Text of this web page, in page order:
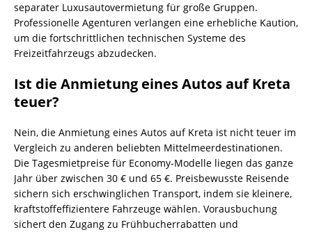
separater Luxusautovermietung für große Gruppen.
Professionelle Agenturen verlangen eine erhebliche Kaution,
um die fortschrittlichen technischen Systeme des
Freizeitfahrzeugs abzudecken.
Ist die Anmietung eines Autos auf Kreta
teuer?
Nein, die Anmietung eines Autos auf Kreta ist nicht teuer im
Vergleich zu anderen beliebten Mittelmeerdestinationen.
Die Tagesmietpreise für Economy-Modelle liegen das ganze
Jahr über zwischen 30 € und 65 €. Preisbewusste Reisende
sichern sich erschwinglichen Transport, indem sie kleinere,
kraftstoffeffizientere Fahrzeuge wählen. Vorausbuchung
sichert den Zugang zu Frühbucherrabatten und